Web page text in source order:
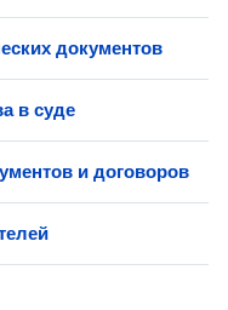
документов
в суде
и договоров